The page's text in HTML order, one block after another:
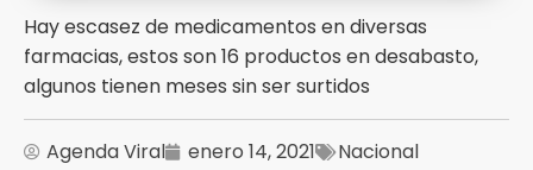
Hay escasez de medicamentos en diversas
farmacias, estos son 16 productos en desabasto,
algunos tienen meses sin ser surtidos
Agenda Viral enero 14, 2021 Nacional